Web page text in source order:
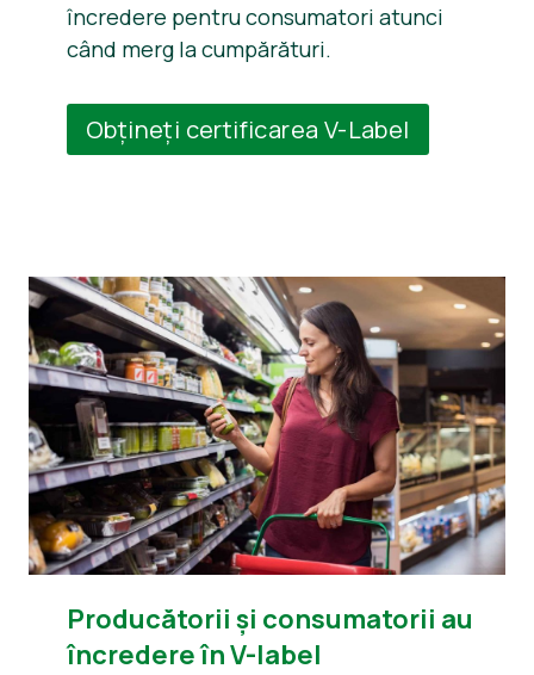
încredere pentru consumatori atunci
când merg la cumpărături.
Obțineți certificarea V-Label
Producătorii și consumatorii au
încredere în V-label